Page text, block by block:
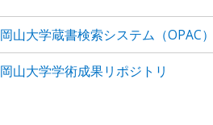
岡山大学蔵書検索システム（OPAC
岡山大学学術成果リポジトリ